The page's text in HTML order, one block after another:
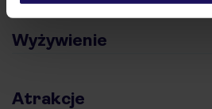
Wyżywienie
Atrakcje